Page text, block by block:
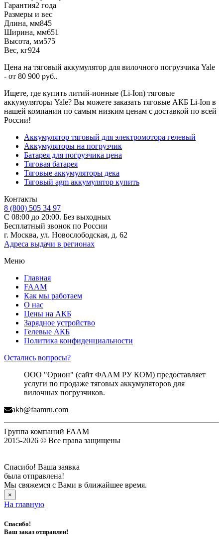
Гарантия2 года
Размеры и вес
Длина, мм845
Ширина, мм651
Высота, мм575
Вес, кг924
Цена на тяговый аккумулятор для вилочного погрузчика Yale
- от 80 900 руб..
Ищете, где купить литий-ионные (Li-Ion) тяговые
аккумуляторы Yale? Вы можете заказать тяговые АКБ Li-Ion в
нашей компании по самым низким ценам с доставкой по всей
России!
Аккумулятор тяговый для электромотора гелевый
Аккумуляторы на погрузчик
Батарея для погрузчика цена
Тяговая батарея
Тяговые аккумуляторы дека
Тяговый agm аккумулятор купить
Контакты
8 (800) 505 34 97
С 08:00 до 20:00. Без выходных
Бесплатный звонок по России
г. Москва, ул. Новослободская, д. 62
Адреса выдачи в регионах
Меню
Главная
FAAM
Как мы работаем
О нас
Цены на АКБ
Зарядное устройство
Гелевые АКБ
Политика конфиденциальности
Остались вопросы?
ООО "Орион" (сайт ФААМ РУ КОМ) предоставляет
услуги по продаже тяговых аккумуляторов для
вилочных погрузчиков.
akb@faamru.com
Группа компаний FAAM
2015-2026 © Все права защищены
Спасибо! Ваша заявка
была отправлена!
Мы свяжемся с Вами в ближайшее время.
×
На главную
Спасибо!
Ваш заказ отправлен!